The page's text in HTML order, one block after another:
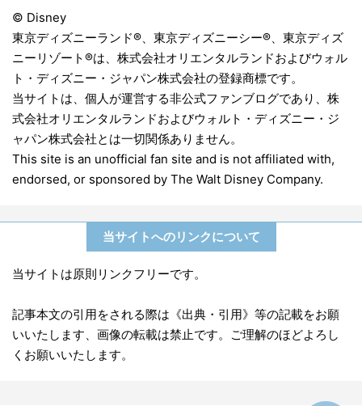
© Disney
東京ディズニーランド®、東京ディズニーシー®、東京ディズ
ニーリゾート®は、株式会社オリエンタルランドおよびウォル
ト・ディズニー・ジャパン株式会社の登録商標です。
当サイトは、個人が運営する非公式ファンブログであり、株
式会社オリエンタルランドおよびウォルト・ディズニー・ジ
ャパン株式会社とは一切関係ありません。
This site is an unofficial fan site and is not affiliated with,
endorsed, or sponsored by The Walt Disney Company.
当サイトへのリンクについて
当サイトは原則リンクフリーです。
記事本文の引用をされる際は《出典・引用》等の記載をお願
いいたします、画像の転載は禁止です。ご理解のほどよろし
くお願いいたします。